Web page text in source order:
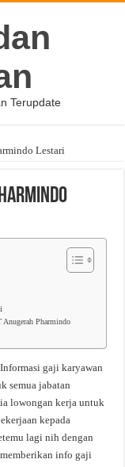
Terupdate
Lestari
Anugerah Pharmindo
gaji karyawan
semua jabatan
lowongan kerja untuk
kepada
lagi nih dengan
info gaji